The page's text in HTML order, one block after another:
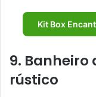
Kit Box
9. Banheiro
rústico